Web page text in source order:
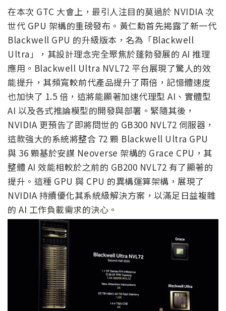
在本次 GTC 大會上，最引人注目的莫過於 NVIDIA 次
世代 GPU 架構的重磅發布。黃仁勳首先揭露了新一代
Blackwell GPU 的升級版本，名為「Blackwell
Ultra」，其設計理念完全聚焦於蓬勃發展的 AI 推理
應用。Blackwell Ultra NVL72 平台展現了驚人的效
能提升，其頻寬較前代產品提升了兩倍，記憶體速度
也加快了 1.5 倍，這將能顯著加速代理型 AI、實體型
AI 以及各式推論模型的開發與部署。緊隨其後，
NVIDIA 更預告了即將問世的 GB300 NVL72 伺服器，
這款強大的系統將整合 72 顆 Blackwell Ultra GPU
與 36 顆基於安謀 Neoverse 架構的 Grace CPU，其
整體 AI 效能相較於之前的 GB200 NVL72 有了顯著的
提升。這種 GPU 與 CPU 的異構運算架構，展現了
NVIDIA 持續優化其系統級解決方案，以滿足日益複雜
的 AI 工作負載需求的決心。